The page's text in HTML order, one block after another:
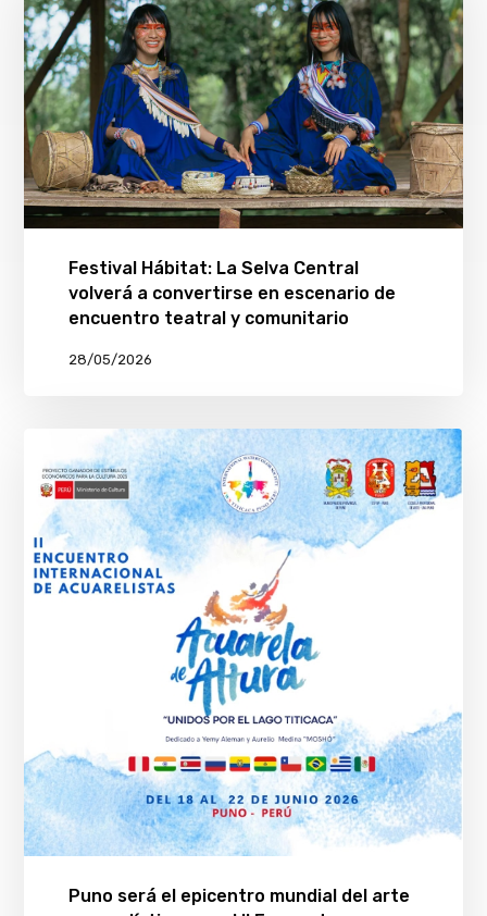
Festival Hábitat: La Selva Central
volverá a convertirse en escenario de
encuentro teatral y comunitario
28/05/2026
Puno será el epicentro mundial del arte